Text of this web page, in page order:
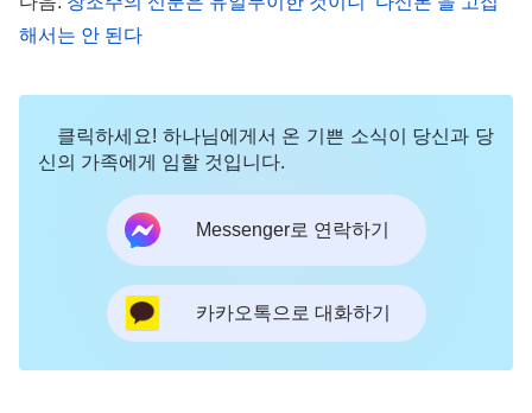
사하는 기계에 불과하다!
해서는 안 된다
클릭하세요! 하나님에게서 온 기쁜 소식이 당신과 당
신의 가족에게 임할 것입니다.
Messenger로 연락하기
카카오톡으로 대화하기